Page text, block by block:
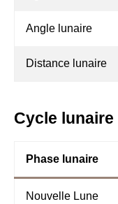
Angle lunaire
Distance lunaire
Cycle lunaire
Phase lunaire
Nouvelle Lune